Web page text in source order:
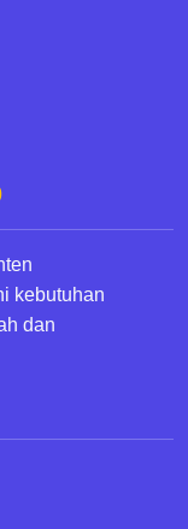
kebutuhan
dan